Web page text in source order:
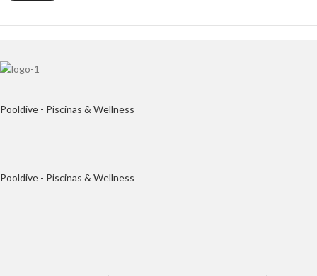
Pooldive - Piscinas & Wellness
Pooldive - Piscinas & Wellness